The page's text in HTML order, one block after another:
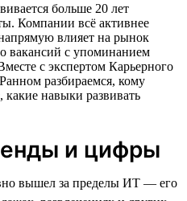
больше 20 лет
Компании всё активнее
влияет на рынок
вакансий с упоминанием
с экспертом Карьерного
разбираемся, кому
навыки развивать
и цифры
вышел за пределы ИТ — его